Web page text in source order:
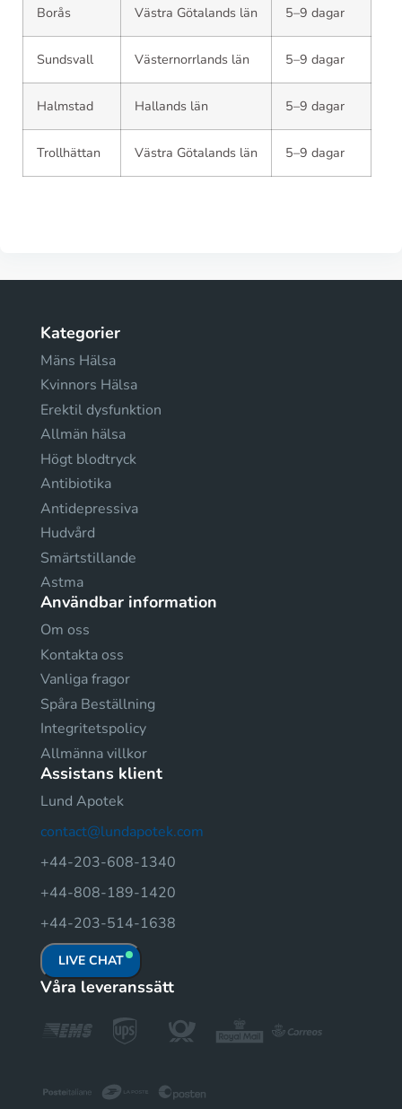
Borås Västra Götalands län 5–9 dagar
Sundsvall Västernorrlands län 5–9 dagar
Halmstad Hallands län 5–9 dagar
Trollhättan Västra Götalands län 5–9 dagar
Kategorier
Mäns Hälsa
Kvinnors Hälsa
Erektil dysfunktion
Allmän hälsa
Högt blodtryck
Antibiotika
Antidepressiva
Hudvård
Smärtstillande
Astma
Användbar information
Om oss
Kontakta oss
Vanliga fragor
Spåra Beställning
Integritetspolicy
Allmänna villkor
Assistans klient
Lund Apotek
contact@lundapotek.com
+44-203-608-1340
+44-808-189-1420
+44-203-514-1638
LIVE CHAT
Våra leveranssätt